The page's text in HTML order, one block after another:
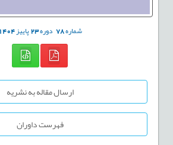
شماره78 دوره23پاییز1404
ارسال مقاله به نشریه
فهرست داوران